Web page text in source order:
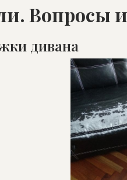
Вопросы
дивана